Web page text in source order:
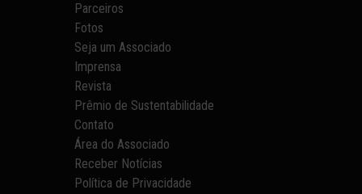
Parceiros
Fotos
Seja um Associado
Imprensa
Revista
Prêmio de Sustentabilidade
Contato
Área do Associado
Receber Notícias
Política de Privacidade